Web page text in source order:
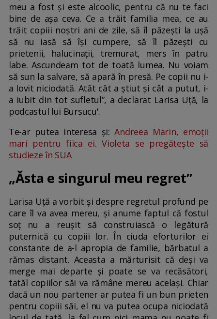
meu a fost și este alcoolic, pentru că nu te faci
bine de așa ceva. Ce a trăit familia mea, ce au
trăit copiii noștri ani de zile, să îl păzești la ușă
să nu iasă să își cumpere, să îl păzești cu
prietenii, halucinații, tremurat, mers în patru
labe. Ascundeam tot de toată lumea. Nu voiam
să sun la salvare, să apară în presă. Pe copii nu i-
a lovit niciodată. Atât cât a știut și cât a putut, i-
a iubit din tot sufletul”, a declarat Larisa Uță, la
podcastul lui Bursucu'.
Te-ar putea interesa și:Andreea Marin, emoții
mari pentru fiica ei. Violeta se pregătește să
studieze în SUA
„Ăsta e singurul meu regret”
Larisa Uță a vorbit și despre regretul profund pe
care îl va avea mereu, și anume faptul că fostul
soț nu a reușit să construiască o legătură
puternică cu copiii lor. În ciuda eforturilor ei
constante de a-l apropia de familie, bărbatul a
rămas distant. Aceasta a mărturisit că deși va
merge mai departe și poate se va recăsători,
tatăl copiilor săi va rămâne mereu același. Chiar
dacă un nou partener ar putea fi un bun prieten
pentru copiii săi, el nu va putea ocupa niciodată